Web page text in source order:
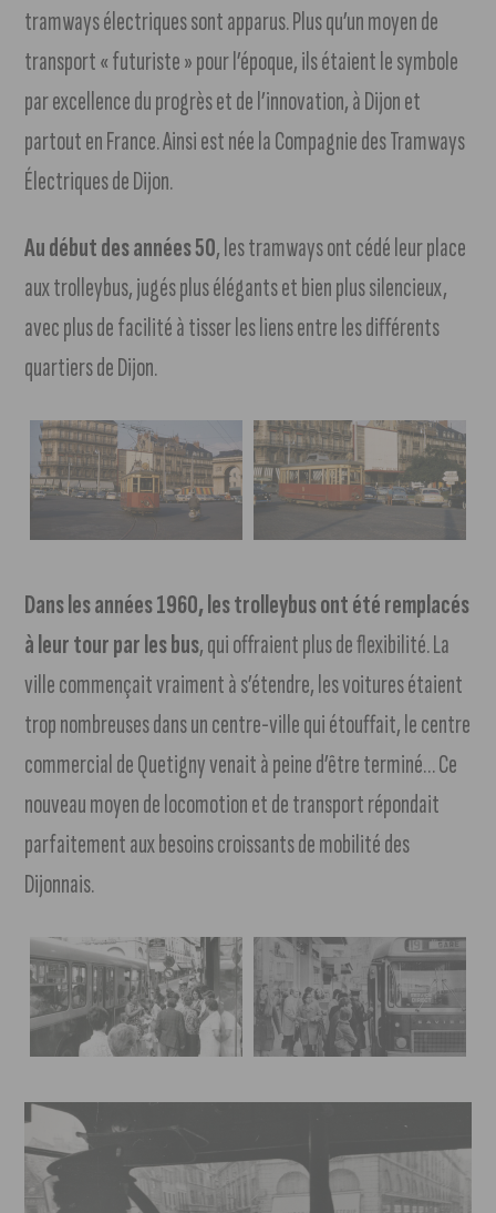
tramways électriques sont apparus. Plus qu’un moyen de
transport « futuriste » pour l’époque, ils étaient le symbole
par excellence du progrès et de l’innovation, à Dijon et
partout en France. Ainsi est née la Compagnie des Tramways
Électriques de Dijon.
Au début des années 50, les tramways ont cédé leur place
aux trolleybus, jugés plus élégants et bien plus silencieux,
avec plus de facilité à tisser les liens entre les différents
quartiers de Dijon.
Dans les années 1960, les trolleybus ont été remplacés
à leur tour par les bus, qui offraient plus de flexibilité. La
ville commençait vraiment à s’étendre, les voitures étaient
trop nombreuses dans un centre-ville qui étouffait, le centre
commercial de Quetigny venait à peine d’être terminé… Ce
nouveau moyen de locomotion et de transport répondait
parfaitement aux besoins croissants de mobilité des
Dijonnais.